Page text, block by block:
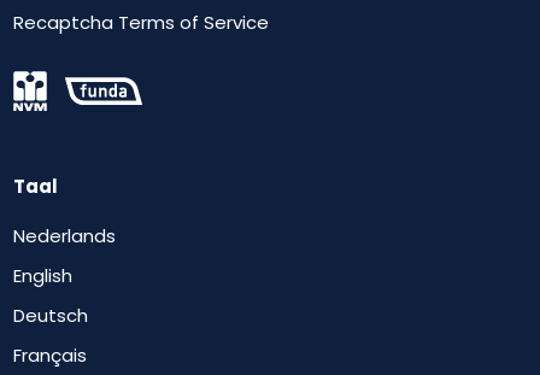
Recaptcha Terms of Service
Taal
Nederlands
English
Deutsch
Français